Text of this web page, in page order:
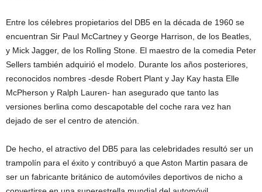
Entre los célebres propietarios del DB5 en la década de 1960 se
encuentran Sir Paul McCartney y George Harrison, de los Beatles,
y Mick Jagger, de los Rolling Stone. El maestro de la comedia Peter
Sellers también adquirió el modelo. Durante los años posteriores,
reconocidos nombres -desde Robert Plant y Jay Kay hasta Elle
McPherson y Ralph Lauren- han asegurado que tanto las
versiones berlina como descapotable del coche rara vez han
dejado de ser el centro de atención.
De hecho, el atractivo del DB5 para las celebridades resultó ser un
trampolín para el éxito y contribuyó a que Aston Martin pasara de
ser un fabricante británico de automóviles deportivos de nicho a